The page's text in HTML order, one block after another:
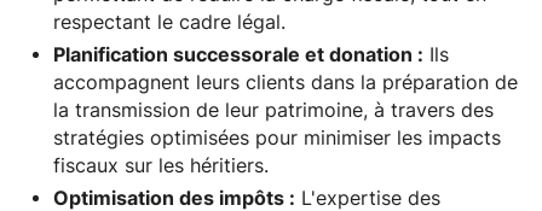
respectant le cadre légal.
Planification successorale et donation : Ils
accompagnent leurs clients dans la préparation de
la transmission de leur patrimoine, à travers des
stratégies optimisées pour minimiser les impacts
fiscaux sur les héritiers.
Optimisation des impôts : L'expertise des